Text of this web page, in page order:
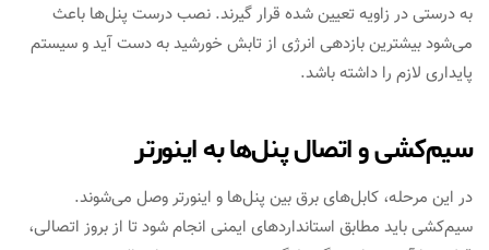
به درستی در زاویه تعیین شده قرار گیرند. نصب درست پنل‌ها باعث
می‌شود بیشترین بازدهی انرژی از تابش خورشید به دست آید و سیستم
پایداری لازم را داشته باشد.
سیم‌کشی و اتصال پنل‌ها به اینورتر
در این مرحله، کابل‌های برق بین پنل‌ها و اینورتر وصل می‌شوند.
سیم‌کشی باید مطابق استانداردهای ایمنی انجام شود تا از بروز اتصالی،